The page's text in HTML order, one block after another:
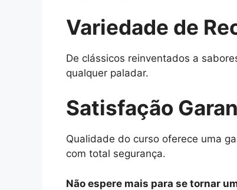
Variedade de
De clássicos reinventados a
qualquer paladar.
Satisfação
Qualidade do curso oferece uma
com total segurança.
Não espere mais para se tornar